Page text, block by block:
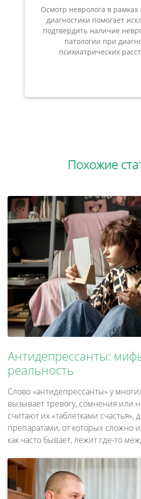
Осмотр невролога в рамках
диагностики помогает
подтвердить наличие
патологии при
психиатрических
Похожие
Антидепрессанты:
реальность
Слово «антидепрессанты» у
вызывает тревогу, сомнения или
считают их «таблетками
препаратами, от которых сложно
как часто бывает, лежит где-то